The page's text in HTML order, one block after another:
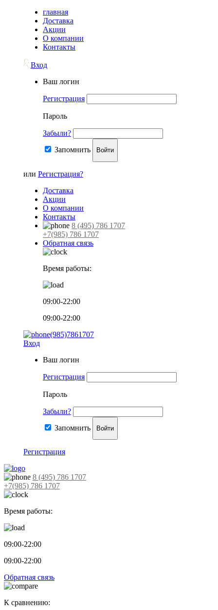
главная
Доставка
Акции
О компании
Контакты
Вход
Ваш логин
Регистрация
Пароль
Забыли?
Запомнить Войти
или Регистрация?
Доставка
Акции
О компании
Контакты
8 (495) 786 1707
+7(985) 786 1707
Обратная связь
Время работы:
09:00-22:00
09:00-22:00
(985)7861707
Вход
Ваш логин
Регистрация
Пароль
Забыли?
Запомнить Войти
Регистрация
8 (495) 786 1707
+7(985) 786 1707
Время работы:
09:00-22:00
09:00-22:00
Обратная связь
К сравнению: